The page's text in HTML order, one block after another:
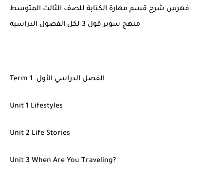
فهرس شرح قسم مهارة الكتابة للصف الثالث المتوسط
منهج سوبر قول 3 لكل الفصول الدراسية
Term 1 الفصل الدراسي الأول
Unit 1 Lifestyles
Unit 2 Life Stories
Unit 3 When Are You Traveling?